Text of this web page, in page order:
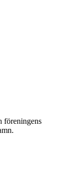
föreningens